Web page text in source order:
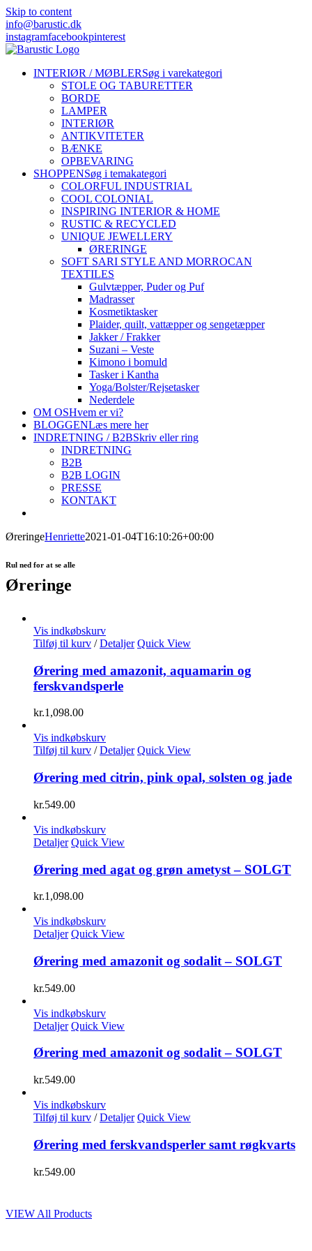
Skip to content
info@barustic.dk
instagramfacebookpinterest
INTERIØR / MØBLERSøg i varekategori
STOLE OG TABURETTER
BORDE
LAMPER
INTERIØR
ANTIKVITETER
BÆNKE
OPBEVARING
SHOPPENSøg i temakategori
COLORFUL INDUSTRIAL
COOL COLONIAL
INSPIRING INTERIOR & HOME
RUSTIC & RECYCLED
UNIQUE JEWELLERY
ØRERINGE
SOFT SARI STYLE AND MORROCAN
TEXTILES
Gulvtæpper, Puder og Puf
Madrasser
Kosmetiktasker
Plaider, quilt, vattæpper og sengetæpper
Jakker / Frakker
Suzani – Veste
Kimono i bomuld
Tasker i Kantha
Yoga/Bolster/Rejsetasker
Nederdele
OM OSHvem er vi?
BLOGGENLæs mere her
INDRETNING / B2BSkriv eller ring
INDRETNING
B2B
B2B LOGIN
PRESSE
KONTAKT
ØreringeHenriette2021-01-04T16:10:26+00:00
Rul ned for at se alle
Øreringe
Vis indkøbskurv
Tilføj til kurv / Detaljer Quick View
Ørering med amazonit, aquamarin og
ferskvandsperle
kr.1,098.00
Vis indkøbskurv
Tilføj til kurv / Detaljer Quick View
Ørering med citrin, pink opal, solsten og jade
kr.549.00
Vis indkøbskurv
Detaljer Quick View
Ørering med agat og grøn ametyst – SOLGT
kr.1,098.00
Vis indkøbskurv
Detaljer Quick View
Ørering med amazonit og sodalit – SOLGT
kr.549.00
Vis indkøbskurv
Detaljer Quick View
Ørering med amazonit og sodalit – SOLGT
kr.549.00
Vis indkøbskurv
Tilføj til kurv / Detaljer Quick View
Ørering med ferskvandsperler samt røgkvarts
kr.549.00
VIEW All Products